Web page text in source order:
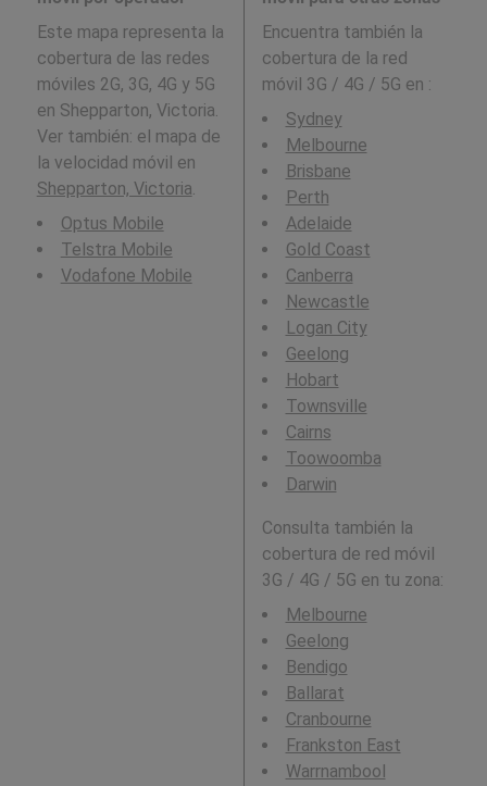
Este mapa representa la
cobertura de las redes
móviles 2G, 3G, 4G y 5G
en Shepparton, Victoria.
Ver también: el mapa de
la velocidad móvil en
Shepparton, Victoria
Optus Mobile
Telstra Mobile
Vodafone Mobile
Encuentra también la
cobertura de la red
móvil 3G / 4G / 5G en :
Sydney
Melbourne
Brisbane
Perth
Adelaide
Gold Coast
Canberra
Newcastle
Logan City
Geelong
Hobart
Townsville
Cairns
Toowoomba
Darwin
Consulta también la
cobertura de red móvil
3G / 4G / 5G en tu zona:
Melbourne
Geelong
Bendigo
Ballarat
Cranbourne
Frankston East
Warrnambool